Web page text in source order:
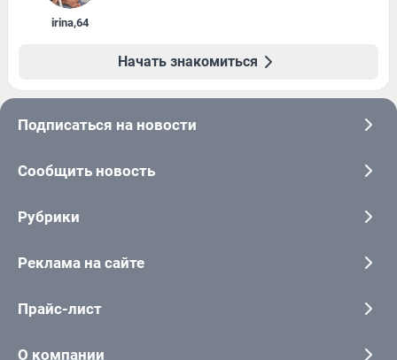
irina,64
Начать знакомиться
Подписаться на новости
Сообщить новость
Рубрики
Реклама на сайте
Прайс-лист
О компании